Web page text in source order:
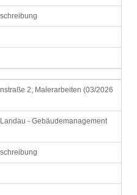
2, Malerarbeiten (03/2026
- Gebäudemanagement